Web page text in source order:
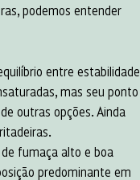
podemos entender
entre estabilidade
mas seu ponto
outras opções. Ainda
fumaça alto e boa
predominante em